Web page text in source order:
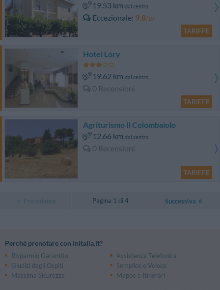
19.53 km dal centro
Eccezionale 9.8/10
TARIFFE
Hotel Lory
19.62 km dal centro
0 Recensioni
TARIFFE
Agriturismo Il Colombaiolo
12.66 km dal centro
0 Recensioni
TARIFFE
Pagina 1 di 4 Successiva
Perché prenotare con InItalia.it?
Risparmio Garantito
Assistenza Telefonica
Giudizi degli Ospiti
Semplice e Veloce
Massima Sicurezza
Mappe e Itinerari